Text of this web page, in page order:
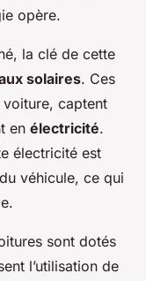
opère.
la clé de cette
solaires. Ces
captent
en électricité.
électricité est
véhicule, ce qui
sont dotés
l’utilisation de